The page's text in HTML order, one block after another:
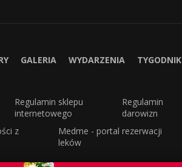
GALERIA WYDARZENIA TYGODNIK
Regulamin sklepu
internetowego
Regulamin
darowizn
z
Medme - portal rezerwacji
leków